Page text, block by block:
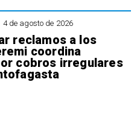
4 de agosto de 2026
reclamos a los
coordina
cobros irregulares